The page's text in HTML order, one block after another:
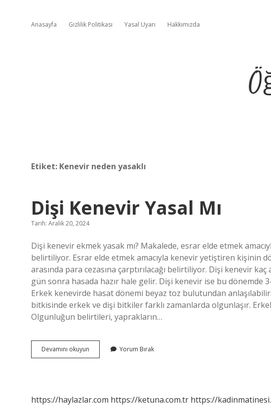
Anasayfa Gizlilik Politikası Yasal Uyarı Hakkımızda
Etiket: Kenevir neden yasaklı
Dişi Kenevir Yasal Mı
Tarih: Aralık 20, 2024
Dişi kenevir ekmek yasak mı? Makalede, esrar elde etmek
belirtiliyor. Esrar elde etmek amacıyla kenevir yetiştiren kişinin
arasında para cezasına çarptırılacağı belirtiliyor. Dişi kenevir
gün sonra hasada hazır hale gelir. Dişi kenevir ise bu dönemde
Erkek kenevirde hasat dönemi beyaz toz bulutundan
bitkisinde erkek ve dişi bitkiler farklı zamanlarda olgunlaşır.
Olgunluğun belirtileri, yaprakların…
Devamını okuyun
Kenevir
Yorum Bırak
https://haylazlar.com https://ketuna.com.tr https://